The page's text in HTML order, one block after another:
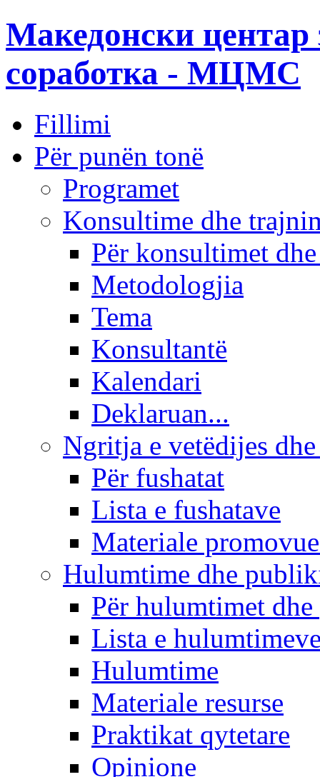
Македонски центар
соработка - МЦМС
Fillimi
Për punën tonë
Programet
Konsultime dhe
Për konsultimet
Metodologjia
Tema
Konsultantë
Kalendari
Deklaruan...
Ngritja e vetëdijes
Për fushatat
Lista e fushatave
Materiale
Hulumtime dhe
Për hulumtimet
Lista e
Hulumtime
Materiale resurse
Praktikat qytetare
Opinione